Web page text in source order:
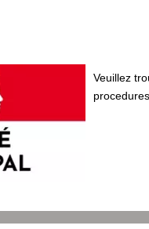
Veuillez